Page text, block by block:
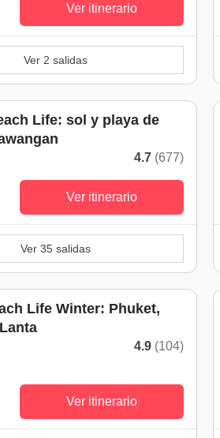
Ver itinerario
Ver 2 salidas
Life: sol y playa de
4.7 (677)
Ver itinerario
Ver 35 salidas
Life Winter: Phuket,
4.9 (104)
Ver itinerario